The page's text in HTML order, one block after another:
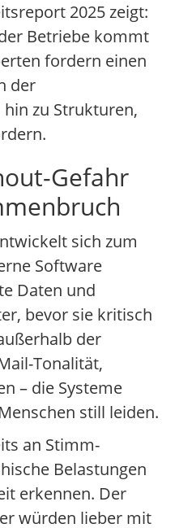
2025 zeigt:
Betriebe kommt
fordern einen
der
zu Strukturen,
Gefahr
sich zum
Software
Daten und
bevor sie kritisch
der
Tonalität,
– die Systeme
still leiden.
an Stimm-
Belastungen
erkennen. Der
würden lieber mit